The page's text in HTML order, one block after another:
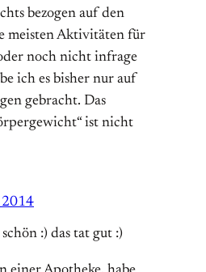
bezogen auf den
meisten Aktivitäten für
noch nicht infrage
ich es bisher nur auf
gebracht. Das
ist nicht
2014
:) das tat gut :)